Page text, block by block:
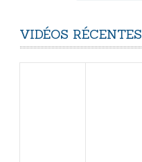
VIDÉOS RÉCENTES